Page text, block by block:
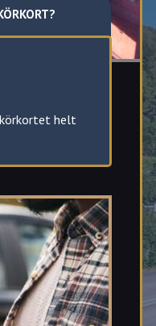
helt
förorsakat att